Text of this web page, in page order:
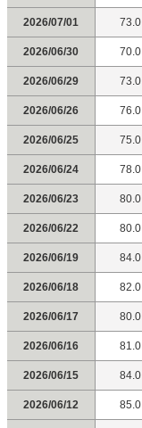
2026/07/01 73.0
2026/06/30 70.0
2026/06/29 73.0
2026/06/26 76.0
2026/06/25 75.0
2026/06/24 78.0
2026/06/23 80.0
2026/06/22 80.0
2026/06/19 84.0
2026/06/18 82.0
2026/06/17 80.0
2026/06/16 81.0
2026/06/15 84.0
2026/06/12 85.0